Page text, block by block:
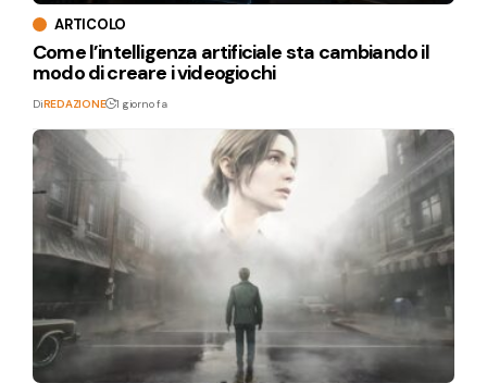
ARTICOLO
Come l’intelligenza artificiale sta cambiando il
modo di creare i videogiochi
DiREDAZIONE 1 giorno fa